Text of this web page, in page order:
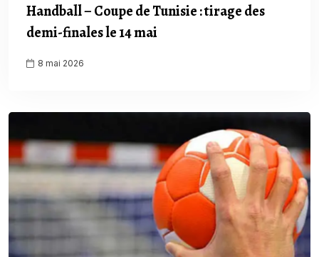
Handball – Coupe de Tunisie : tirage des
demi-finales le 14 mai
8 mai 2026